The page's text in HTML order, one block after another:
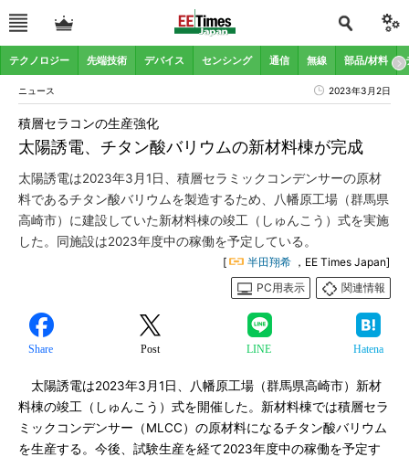
テクノロジー 先端技術 デバイス センシング 通信 無線 部品/材料
ニュース 2023年3月2日
太陽誘電、チタン酸バリウムの新材料棟が完成
積層セラコンの生産強化
太陽誘電は2023年3月1日、積層セラミックコンデンサーの原材
料であるチタン酸バリウムを製造するため、八幡原工場（群馬県
高崎市）に建設していた新材料棟の竣工（しゅんこう）式を実施
した。同施設は2023年度中の稼働を予定している。
[ 半田翔希 ，EE Times Japan]
PC用表示
関連情報
Share Post LINE Hatena
太陽誘電は2023年3月1日、八幡原工場（群馬県高崎市）新材
料棟の竣工（しゅんこう）式を開催した。新材料棟では積層セラ
ミックコンデンサー（MLCC）の原材料になるチタン酸バリウム
を生産する。今後、試験生産を経て2023年度中の稼働を予定す